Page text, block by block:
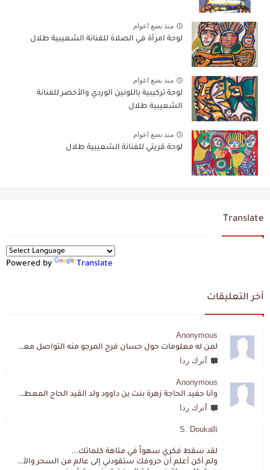
منذ بضع اعوام
لوحة امرأة في الصلاة للفنانة الشعيبية طلال
منذ بضع اعوام
لوحة تركيبية باللونين الوردي والأخضر للفنانة
الشعيبية طلال
منذ بضع اعوام
لوحة قريتي للفنانة الشعيبية طلال
Translate
Powered by Translate
آخر التعليقات
Anonymous
لمن له معلومات حول حسان فرج المرجو منه التواصل معي لقد اختفى تماما و كانت لي به علاقة تواصل خاصة
أترك ردا
Anonymous
وأنا حفيد الحاجة زهرة بنت بن داوود ولد القيد الحاج المعطي المزمزي . ولا نمتلك من إرثه شيئا .
أترك ردا
S. Doukalli
لقد سقط فكري سهواً في متاهة كلماتك...
ولم أكن أعلم أن حروفك ستقودني إلى عالم من السحر والألغاز،